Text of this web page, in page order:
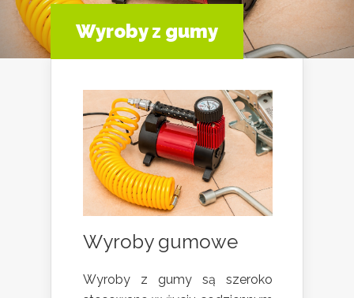
Wyroby z gumy
Wyroby gumowe
Wyroby z gumy są szeroko